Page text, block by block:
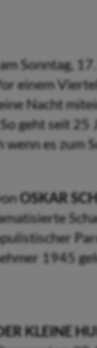
Sonntag,
einem
Nacht
geht seit 25
es zum
OSKAR
1945
KLEINE